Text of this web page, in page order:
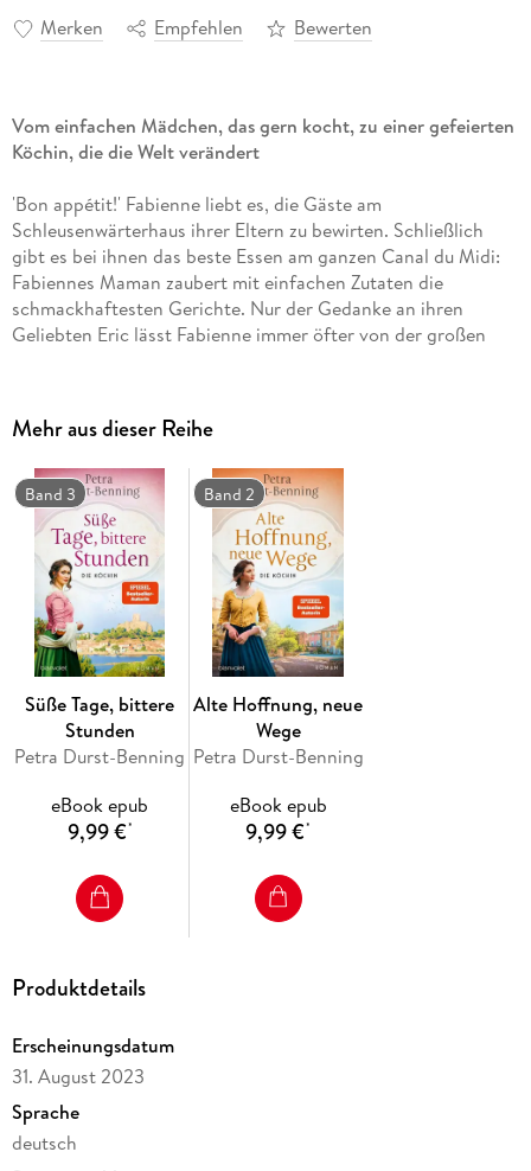
Merken Empfehlen Bewerten
Vom einfachen Mädchen, das gern kocht, zu einer gefeierten
Köchin, die die Welt verändert
'Bon appétit!' Fabienne liebt es, die Gäste am
Schleusenwärterhaus ihrer Eltern zu bewirten. Schließlich
gibt es bei ihnen das beste Essen am ganzen Canal du Midi:
Fabiennes Maman zaubert mit einfachen Zutaten die
schmackhaftesten Gerichte. Nur der Gedanke an ihren
Geliebten Eric lässt Fabienne immer öfter von der großen
minderjährige Fabienne schon bald allein da. Sie kämpft für
sich und ihre Zukunft, und auch dank der Hilfe der adeligen
Stéphanie scheint sich alles zum Guten zu wenden. Aber
dann schlägt das Schicksal ein weiteres Mal unerbittlich zu . .
. und nichts ist mehr, wie es war.
Der Auftakt der neuen großen historischen Saga von
SPIEGEL-Bestsellerautorin Petra Durst-Benning!
Die Hardcover-Ausgabe erschien unter dem Titel 'Die Köchin
- Lebe deinen Traum' bei Blanvalet.
Mehr aus dieser Reihe
Band 3
Süße Tage, bittere
Stunden
Petra Durst-Benning
eBook epub
9,99 €*
Band 2
Alte Hoffnung, neue
Wege
Petra Durst-Benning
eBook epub
9,99 €*
Produktdetails
Erscheinungsdatum
31. August 2023
Sprache
deutsch